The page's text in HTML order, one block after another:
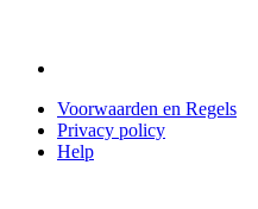
Voorwaarden en Regels
Privacy policy
Help